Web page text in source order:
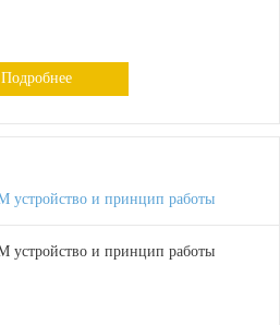
Подробнее
и принцип работы
и принцип работы